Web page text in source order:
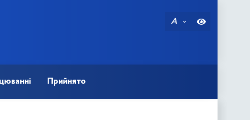
A
Прийнято